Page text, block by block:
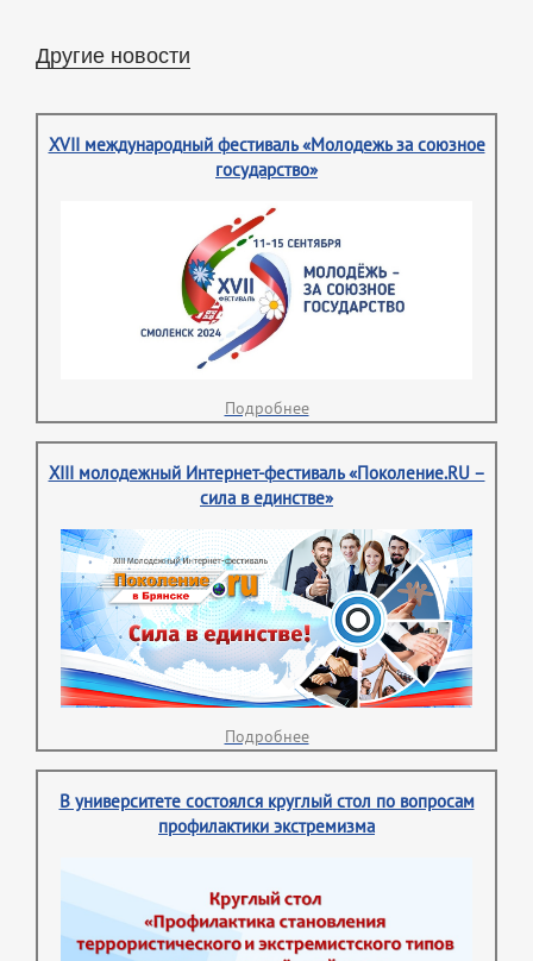
Другие новости
XVII международный фестиваль «Молодежь за союзное
государство»
Подробнее
XIII молодежный Интернет-фестиваль «Поколение.RU –
сила в единстве»
Подробнее
В университете состоялся круглый стол по вопросам
профилактики экстремизма